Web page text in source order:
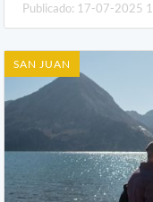
Publicado: 17-07-2025
SAN JUAN